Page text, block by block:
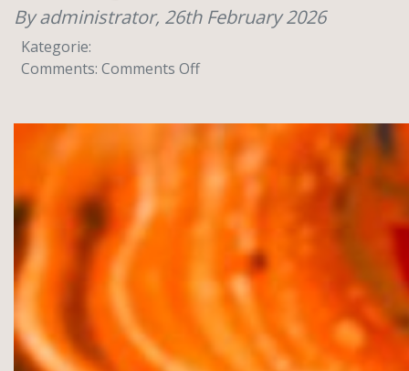
By administrator, 26th February 2026
Kategorie:
Comments: Comments Off